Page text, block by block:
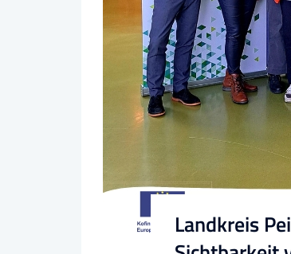
Landkreis